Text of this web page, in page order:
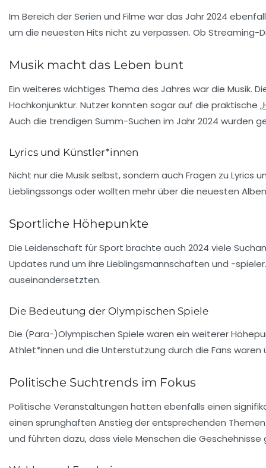
Im Bereich derSerien und Filme war das Jahr 2024
um die neuesten Hits nicht zu verpassen. Ob Streaming-
Musik macht das Leben bunt
Ein weiteres wichtiges Thema des Jahres war die Musik.
Hochkonjunktur. Nutzer konnten sogar auf die praktische „
Auch die trendigen Summ-Suchen im Jahr 2024 wurden
Lyrics und Künstler*innen
Nicht nur die Musik selbst, sondern auch Fragen zu Lyrics
Lieblingssongs oder wollten mehr über die neuesten
Sportliche Höhepunkte
Die Leidenschaft fürSport brachte auch 2024 viele
Updates rund um ihre Lieblingsmannschaften und -
auseinandersetzten.
Die Bedeutung der Olympischen Spiele
Die (Para-)Olympischen Spiele waren ein weiterer
Athlet*innen und die Unterstützung durch die Fans
Politische Suchtrends im Fokus
Politische Veranstaltungen hatten ebenfalls einen
einen sprunghaften Anstieg der entsprechenden
und führten dazu, dass viele Menschen die